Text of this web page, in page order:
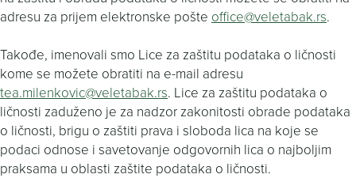
adresu za prijem elektronske pošte office@veletabak.rs.
Takođe, imenovali smo Lice za zaštitu podataka o ličnosti
kome se možete obratiti na e-mail adresu
tea.milenkovic@veletabak.rs. Lice za zaštitu podataka o
ličnosti zaduženo je za nadzor zakonitosti obrade podataka
o ličnosti, brigu o zaštiti prava i sloboda lica na koje se
podaci odnose i savetovanje odgovornih lica o najboljim
praksama u oblasti zaštite podataka o ličnosti.